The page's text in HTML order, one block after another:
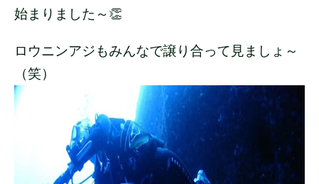
始まりました～👏
ロウニンアジもみんなで譲り合って見ましょ～
（笑）